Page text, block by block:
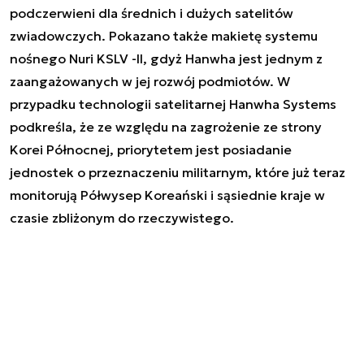
podczerwieni dla średnich i dużych satelitów
zwiadowczych. Pokazano także makietę systemu
nośnego Nuri KSLV -II, gdyż Hanwha jest jednym z
zaangażowanych w jej rozwój podmiotów. W
przypadku technologii satelitarnej Hanwha Systems
podkreśla, że ze względu na zagrożenie ze strony
Korei Północnej, priorytetem jest posiadanie
jednostek o przeznaczeniu militarnym, które już teraz
monitorują Półwysep Koreański i sąsiednie kraje w
czasie zbliżonym do rzeczywistego.